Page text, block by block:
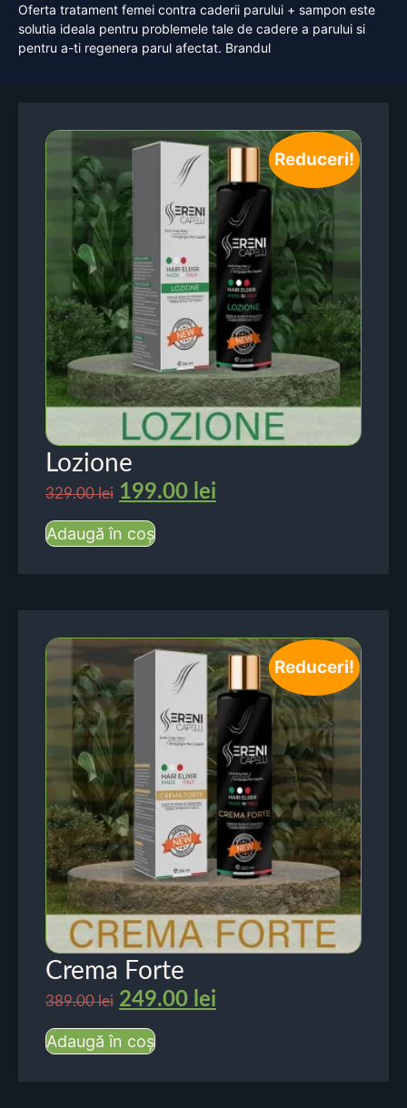
Oferta tratament femei contra caderii parului + sampon este
solutia ideala pentru problemele tale de cadere a parului si
pentru a-ti regenera parul afectat. Brandul
Reduceri!
Lozione
329.00lei 199.00 lei
Adaugă în coș
Reduceri!
Crema Forte
389.00lei 249.00 lei
Adaugă în coș